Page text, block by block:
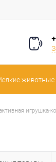
игрушка-